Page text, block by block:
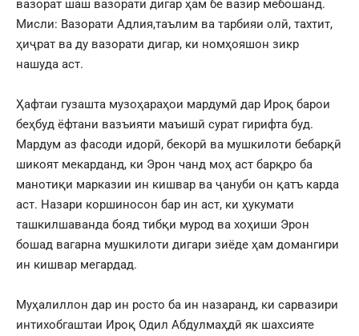
вазорат шаш вазорати дигар ҳам бе вазир мебошанд.
Мисли: Вазорати Адлия,таълим ва тарбияи олӣ, тахтит,
ҳиҷрат ва ду вазорати дигар, ки номҳояшон зикр
нашуда аст.
Ҳафтаи гузашта музоҳараҳои мардумӣ дар Ироқ барои
беҳбуд ёфтани вазъияти маъишӣ сурат гирифта буд.
Мардум аз фасоди идорӣ, бекорӣ ва мушкилоти бебарқӣ
шикоят мекарданд, ки Эрон чанд моҳ аст барқро ба
манотиқи марказии ин кишвар ва ҷануби он қатъ карда
аст. Назари коршиносон бар ин аст, ки ҳукумати
ташкилшаванда бояд тибқи мурод ва хоҳиши Эрон
бошад вагарна мушкилоти дигари зиёде ҳам домангири
ин кишвар мегардад.
Муҳалиллон дар ин росто ба ин назаранд, ки сарвазири
интихобгаштаи Ироқ Одил Абдулмаҳдӣ як шахсияте